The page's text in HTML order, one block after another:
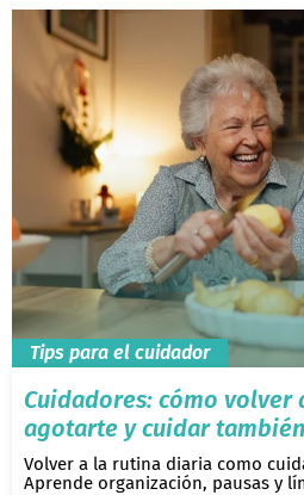
Tips para el cuidador
Cuidadores: cómo volver
agotarte y cuidar
Volver a la rutina diaria como
Aprende organización, pausas y